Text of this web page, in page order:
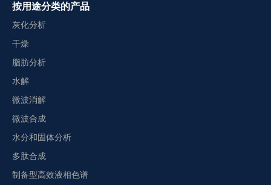
按用途分类的产品
灰化分析
干燥
脂肪分析
水解
微波消解
微波合成
水分和固体分析
多肽合成
制备型高效液相色谱